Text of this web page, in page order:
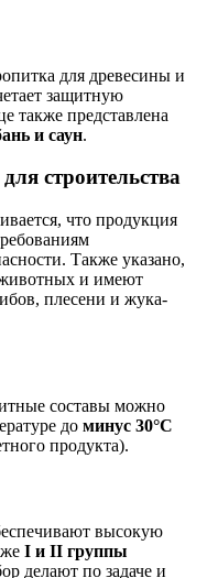
для древесины и
защитную
также представлена
и саун.
строительства
что продукция
Также указано,
и имеют
плесени и жука-
составы можно
до минус 30°C
продукта).
высокую
I и II группы
делают по задаче и